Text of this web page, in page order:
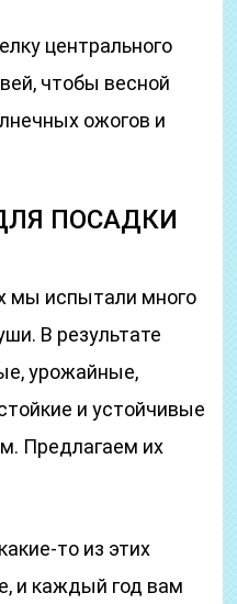
центрального
чтобы весной
ожогов и
ПОСАДКИ
мы испытали много
В результате
урожайные,
и устойчивые
Предлагаем их
то из этих
и каждый год вам